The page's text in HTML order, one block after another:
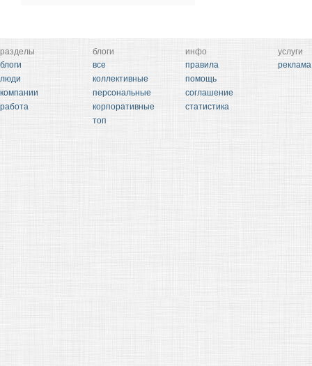
разделы
блоги
люди
компании
работа
блоги
все
коллективные
персональные
корпоративные
топ
инфо
правила
помощь
соглашение
статистика
услуги
реклама